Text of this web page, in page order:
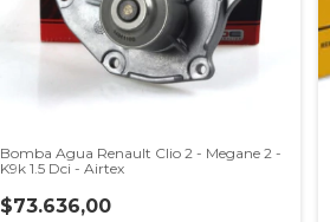
Bomba Agua Renault Clio 2 - Megane 2 -
K9k 1.5 Dci - Airtex
$73.636,00